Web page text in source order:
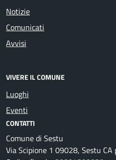
Notizie
Comunicati
Avvisi
VIVERE IL COMUNE
Luoghi
Eventi
CONTATTI
Comune di Sestu
Via Scipione 1 09028, Sestu